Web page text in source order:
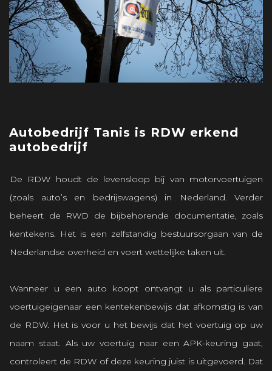
Autobedrijf Tanis is RDW erkend
autobedrijf
De RDW houdt de levensloop bij van motorvoertuigen
(zoals auto’s en bedrijswagens) in Nederland. Verder
beheert de RWD de bijbehorende documentatie, zoals
kentekens. Het is een zelfstandig bestuursorgaan van de
Nederlandse overheid en voert wettelijke taken uit.
Wanneer u een auto koopt ontvangt u als particuliere
voertuigeigenaar een kentekenbewijs dat afkomstig is van
de RDW. Het is voor u het bewijs dat het voertuig op uw
naam staat. Als uw voertuig naar een APK-keuring gaat,
controleert de RDW of deze keuring juist is uitgevoerd. Dat